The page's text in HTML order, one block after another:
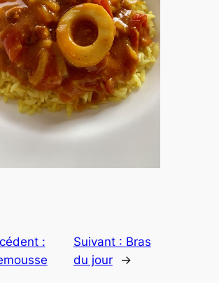
:
Suivant : Bras
du jour
→